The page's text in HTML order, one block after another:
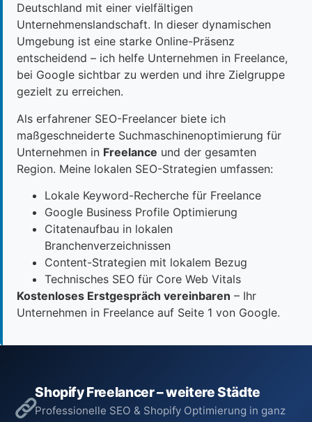
Deutschland mit einer vielfältigen
Unternehmenslandschaft. In dieser dynamischen
Umgebung ist eine starke Online-Präsenz
entscheidend – ich helfe Unternehmen in Freelance,
bei Google sichtbar zu werden und ihre Zielgruppe
gezielt zu erreichen.
Als erfahrener SEO-Freelancer biete ich
maßgeschneiderte Suchmaschinenoptimierung für
Unternehmen in Freelance und der gesamten
Region. Meine lokalen SEO-Strategien umfassen:
Lokale Keyword-Recherche für Freelance
Google Business Profile Optimierung
Citatenaufbau in lokalen
Branchenverzeichnissen
Content-Strategien mit lokalem Bezug
Technisches SEO für Core Web Vitals
Kostenloses Erstgespräch vereinbaren – Ihr
Unternehmen in Freelance auf Seite 1 von Google.
Shopify Freelancer – weitere Städte
Professionelle SEO & Shopify Optimierung in ganz